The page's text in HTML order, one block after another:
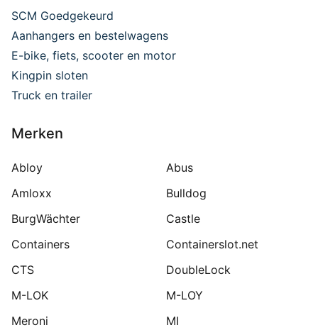
SCM Goedgekeurd
Aanhangers en bestelwagens
E-bike, fiets, scooter en motor
Kingpin sloten
Truck en trailer
Merken
Abloy
Abus
Amloxx
Bulldog
BurgWächter
Castle
Containers
Containerslot.net
CTS
DoubleLock
M-LOK
M-LOY
Meroni
MI